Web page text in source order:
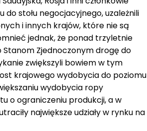
stołu negocjacyjnego, uzależnili
i innych krajów, które nie są
jednak, że ponad trzyletnie
Stanom Zjednoczonym drogę do
zwiększyli bowiem w tym
krajowego wydobycia do poziomu
wydobycia ropy
o ograniczeniu produkcji, a w
największe udziały w rynku na